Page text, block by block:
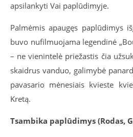
apsilankyti Vai paplūdimyje.
Palmėmis apaugęs paplūdimys
buvo nufilmuojama legendinė
– ne vienintelė priežastis čia
skaidrus vanduo, galimybė
pavasario mėnesiais kvieste
Kretą.
Tsambika paplūdimys (Rodas,